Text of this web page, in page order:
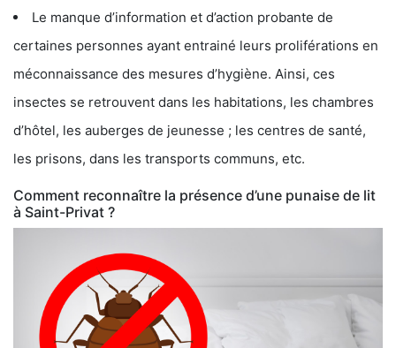
Le manque d’information et d’action probante de
certaines personnes ayant entrainé leurs proliférations en
méconnaissance des mesures d’hygiène. Ainsi, ces
insectes se retrouvent dans les habitations, les chambres
d’hôtel, les auberges de jeunesse ; les centres de santé,
les prisons, dans les transports communs, etc.
Comment reconnaître la présence d’une punaise de lit
à Saint-Privat ?